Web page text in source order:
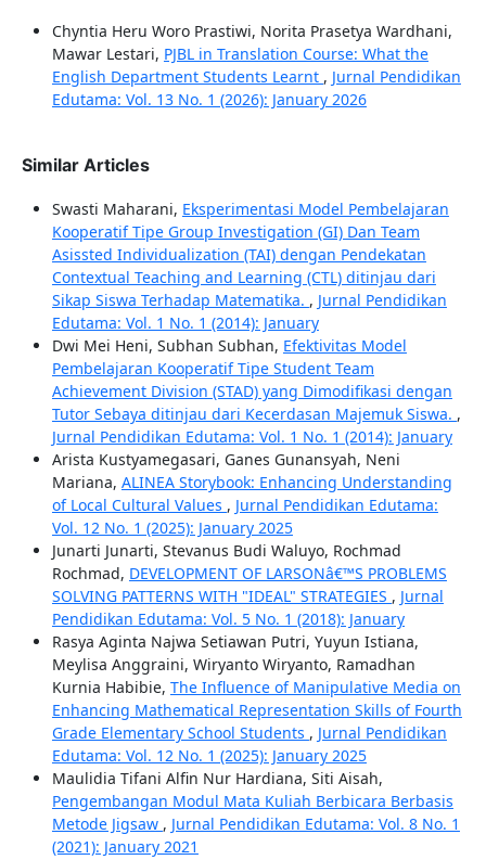
Chyntia Heru Woro Prastiwi, Norita Prasetya Wardhani,
Mawar Lestari, PJBL in Translation Course: What the
English Department Students Learnt , Jurnal Pendidikan
Edutama: Vol. 13 No. 1 (2026): January 2026
Similar Articles
Swasti Maharani, Eksperimentasi Model Pembelajaran
Kooperatif Tipe Group Investigation (GI) Dan Team
Asissted Individualization (TAI) dengan Pendekatan
Contextual Teaching and Learning (CTL) ditinjau dari
Sikap Siswa Terhadap Matematika. , Jurnal Pendidikan
Edutama: Vol. 1 No. 1 (2014): January
Dwi Mei Heni, Subhan Subhan, Efektivitas Model
Pembelajaran Kooperatif Tipe Student Team
Achievement Division (STAD) yang Dimodifikasi dengan
Tutor Sebaya ditinjau dari Kecerdasan Majemuk Siswa. ,
Jurnal Pendidikan Edutama: Vol. 1 No. 1 (2014): January
Arista Kustyamegasari, Ganes Gunansyah, Neni
Mariana, ALINEA Storybook: Enhancing Understanding
of Local Cultural Values , Jurnal Pendidikan Edutama:
Vol. 12 No. 1 (2025): January 2025
Junarti Junarti, Stevanus Budi Waluyo, Rochmad
Rochmad, DEVELOPMENT OF LARSONâ€™S PROBLEMS
SOLVING PATTERNS WITH "IDEAL" STRATEGIES , Jurnal
Pendidikan Edutama: Vol. 5 No. 1 (2018): January
Rasya Aginta Najwa Setiawan Putri, Yuyun Istiana,
Meylisa Anggraini, Wiryanto Wiryanto, Ramadhan
Kurnia Habibie, The Influence of Manipulative Media on
Enhancing Mathematical Representation Skills of Fourth
Grade Elementary School Students , Jurnal Pendidikan
Edutama: Vol. 12 No. 1 (2025): January 2025
Maulidia Tifani Alfin Nur Hardiana, Siti Aisah,
Pengembangan Modul Mata Kuliah Berbicara Berbasis
Metode Jigsaw , Jurnal Pendidikan Edutama: Vol. 8 No. 1
(2021): January 2021